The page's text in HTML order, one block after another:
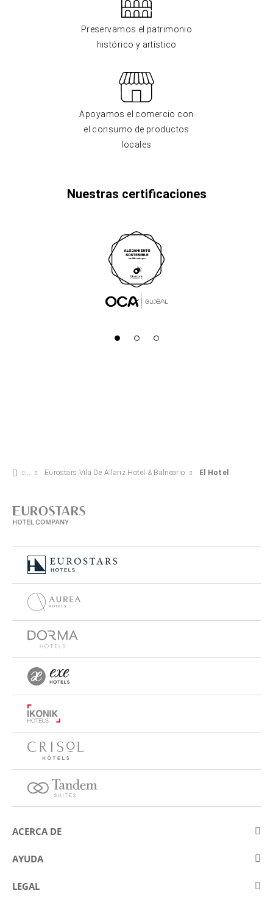
Preservamos el patrimonio
histórico y artístico
Apoyamos el comercio con
el consumo de productos
locales
Nuestras certificaciones
Eurostars Vila De Allariz Hotel & Balneario El Hotel
ACERCA DE
Sobre Eurostars Hotel Company
Concursos
AYUDA
Contactar
LEGAL